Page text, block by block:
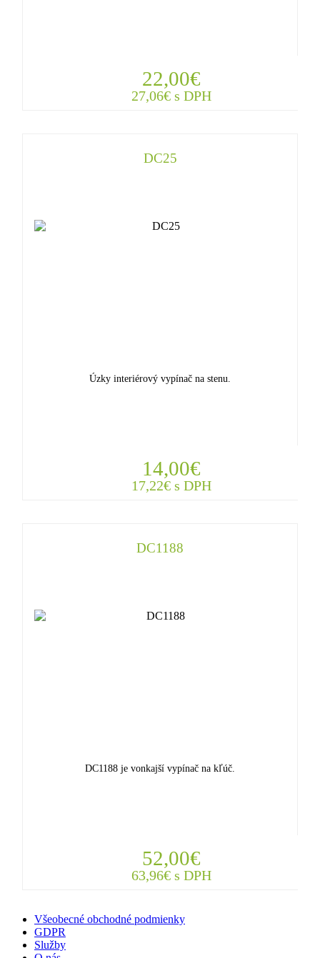
22,00€
27,06€ s DPH
DC25
Úzky interiérový vypínač na stenu.
14,00€
17,22€ s DPH
DC1188
DC1188 je vonkajší vypínač na kľúč.
52,00€
63,96€ s DPH
Všeobecné obchodné podmienky
GDPR
Služby